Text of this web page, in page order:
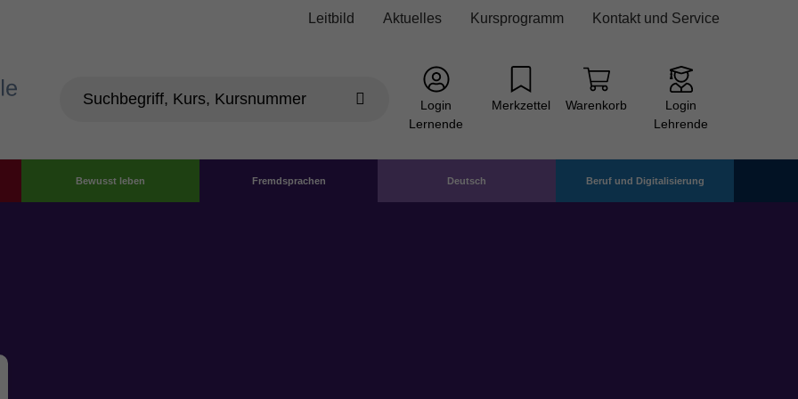
Leitbild Aktuelles Kursprogramm Kontakt und Service
Login
Lernende
Merkzettel Warenkorb
Login
Lehrende
Bewusst leben Fremdsprachen Deutsch Beruf und Digitalisierung